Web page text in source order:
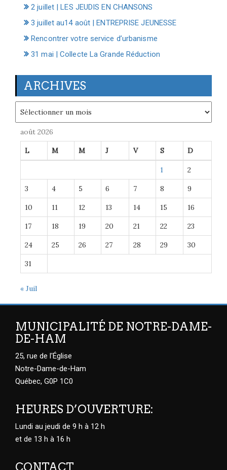
2 juillet | LES JEUDIS EN CHANSONS
3 juillet au14 août | ENTREPRISE JEUNESSE
Rencontrer votre service d’urbanisme
31 mai | Collecte La Grande Réduction
ARCHIVES
août 2026
L M M J V S D
1 2
3 4 5 6 7 8 9
10 11 12 13 14 15 16
17 18 19 20 21 22 23
24 25 26 27 28 29 30
31
« Juil
MUNICIPALITÉ DE NOTRE-DAME-
DE-HAM
25, rue de l'Église
Notre-Dame-de-Ham
Québec, G0P 1C0
HEURES D’OUVERTURE:
Lundi au jeudi de 9 h à 12 h
et de 13 h à 16 h
CONTACT